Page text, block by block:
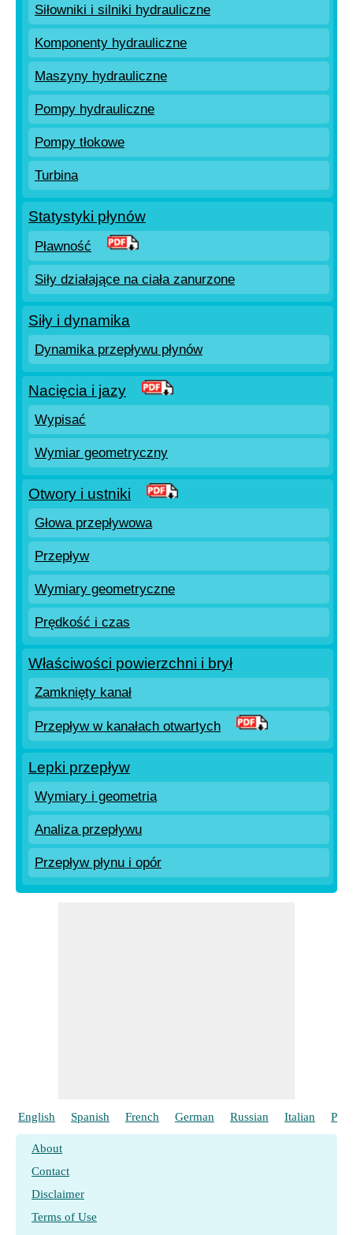
Siłowniki i silniki hydrauliczne
Komponenty hydrauliczne
Maszyny hydrauliczne
Pompy hydrauliczne
Pompy tłokowe
Turbina
Statystyki płynów
Pławność
Siły działające na ciała zanurzone
Siły i dynamika
Dynamika przepływu płynów
Nacięcia i jazy
Wypisać
Wymiar geometryczny
Otwory i ustniki
Głowa przepływowa
Przepływ
Wymiary geometryczne
Prędkość i czas
Właściwości powierzchni i brył
Zamknięty kanał
Przepływ w kanałach otwartych
Lepki przepływ
Wymiary i geometria
Analiza przepływu
Przepływ płynu i opór
English Spanish French German Russian Italian
About
Contact
Disclaimer
Terms of Use